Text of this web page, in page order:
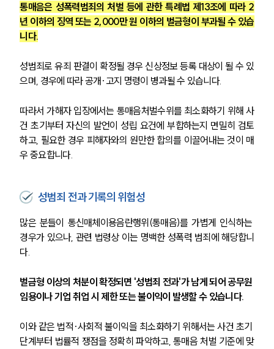
통매음은 성폭력범죄의 처벌 등에 관한 특례법 제13조에 따라 2
년 이하의 징역 또는 2,000만 원 이하의 벌금형이 부과될 수 있습
니다.
성범죄로 유죄 판결이 확정될 경우 신상정보 등록 대상이 될 수 있
으며, 경우에 따라 공개·고지 명령이 병과될 수 있습니다.
따라서 가해자 입장에서는 통매음처벌수위를 최소화하기 위해 사
건 초기부터 자신의 발언이 성립 요건에 부합하는지 면밀히 검토
하고, 필요한 경우 피해자와의 원만한 합의를 이끌어내는 것이 매
우 중요합니다.
성범죄 전과 기록의 위험성
많은 분들이 통신매체이용음란행위(통매음)를 가볍게 인식하는
경우가 있으나, 관련 법령상 이는 명백한 성폭력 범죄에 해당합니
다.
벌금형 이상의 처분이 확정되면 '성범죄 전과'가 남게 되어 공무원
임용이나 기업 취업 시 제한 또는 불이익이 발생할 수 있습니다.
이와 같은 법적·사회적 불이익을 최소화하기 위해서는 사건 초기
단계부터 법률적 쟁점을 정확히 파악하고, 통매음 처벌 기준에 맞